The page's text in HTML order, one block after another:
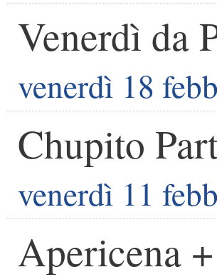
Venerdì da
venerdì 18
Chupito
venerdì 11
Apericena